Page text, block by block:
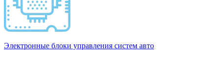
Электронные блоки управления систем авто